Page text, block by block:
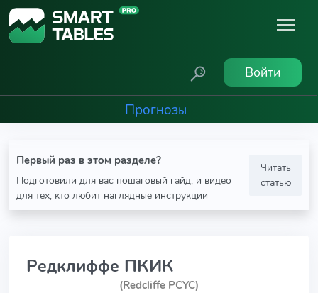
Войти
Прогнозы
Первый раз в этом разделе?
Подготовили для вас пошаговый гайд, и видео
для тех, кто любит наглядные инструкции
Читать
статью
Редклиффе ПКИК
(Redcliffe PCYC)